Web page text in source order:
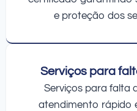
e proteção dos
Serviços para
Serviços para falta
atendimento rápido